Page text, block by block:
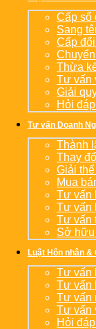
Cấp sổ
Sang
Cấp
Thừa
Tư vấn
Giải
Hỏi
Tư vấn Doanh
Thành
Thay
Giải
Mua
Tư vấn
Tư vấn
Tư vấn
Sở hữu
Luật Hôn nhân &
Tư vấn
Tư vấn
Tư vấn
Tư vấn
Hỏi